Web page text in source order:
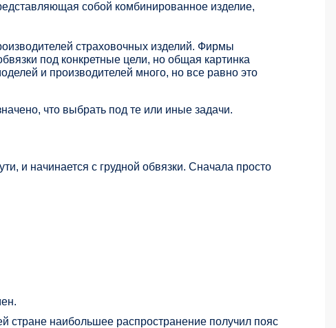
собой комбинированное изделие,
страховочных изделий. Фирмы
под конкретные цели, но общая картинка
и производителей много, но все равно это
что выбрать под те или иные задачи.
и начинается с грудной обвязки. Сначала просто
стране наибольшее распространение получил пояс